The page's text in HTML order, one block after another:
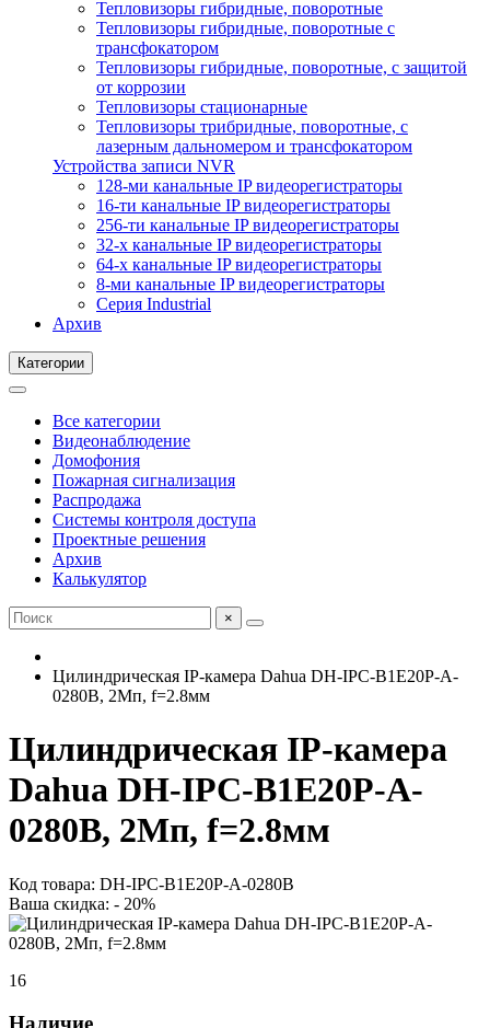
Тепловизоры гибридные, поворотные
Тепловизоры гибридные, поворотные с
трансфокатором
Тепловизоры гибридные, поворотные, с защитой
от коррозии
Тепловизоры стационарные
Тепловизоры трибридные, поворотные, с
лазерным дальномером и трансфокатором
Устройства записи NVR
128-ми канальные IP видеорегистраторы
16-ти канальные IP видеорегистраторы
256-ти канальные IP видеорегистраторы
32-х канальные IP видеорегистраторы
64-х канальные IP видеорегистраторы
8-ми канальные IP видеорегистраторы
Серия Industrial
Архив
Категории
Все категории
Видеонаблюдение
Домофония
Пожарная сигнализация
Распродажа
Системы контроля доступа
Проектные решения
Архив
Калькулятор
×
Цилиндрическая IP-камера Dahua DH-IPC-B1E20P-A-
0280B, 2Мп, f=2.8мм
Цилиндрическая IP-камера
Dahua DH-IPC-B1E20P-A-
0280B, 2Мп, f=2.8мм
Код товара: DH-IPC-B1E20P-A-0280B
Ваша скидка: - 20%
16
Наличие